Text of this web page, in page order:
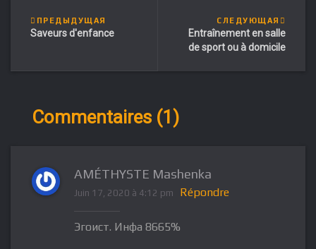
ПРЕДЫДУЩАЯ
Saveurs d'enfance
СЛЕДУЮЩАЯ
Entraînement en salle
de sport ou à domicile
Commentaires (1)
AMÉTHYSTE Mashenka
Juin 17, 2020 à 4:12 pm Répondre
Эгоист. Инфа 8665%